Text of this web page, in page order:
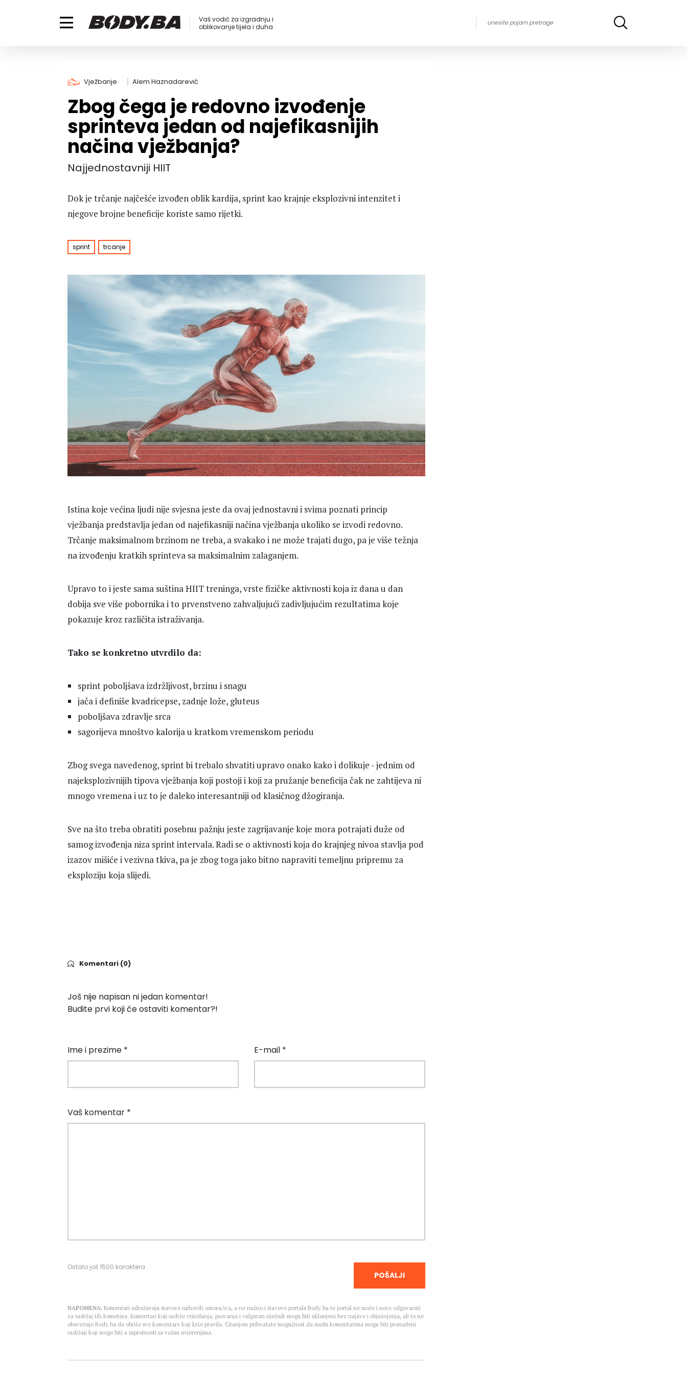
Vaš vodič za izgradnju i
oblikovanje tijela i duha
Vježbanje Alem Haznadarević
Zbog čega je redovno izvođenje
sprinteva jedan od najefikasnijih
načina vježbanja?
Najjednostavniji HIIT
Dok je trčanje najčešće izvođen oblik kardija, sprint kao krajnje eksplozivni intenzitet i
njegove brojne beneficije koriste samo rijetki.
sprint trcanje
Istina koje većina ljudi nije svjesna jeste da ovaj jednostavni i svima poznati princip
vježbanja predstavlja jedan od najefikasniji načina vježbanja ukoliko se izvodi redovno.
Trčanje maksimalnom brzinom ne treba, a svakako i ne može trajati dugo, pa je više težnja
na izvođenju kratkih sprinteva sa maksimalnim zalaganjem.
Upravo to i jeste sama suština HIIT treninga, vrste fizičke aktivnosti koja iz dana u dan
dobija sve više pobornika i to prvenstveno zahvaljujući zadivljujućim rezultatima koje
pokazuje kroz različita istraživanja.
Tako se konkretno utvrdilo da:
sprint poboljšava izdržljivost, brzinu i snagu
jača i definiše kvadricepse, zadnje lože, gluteus
poboljšava zdravlje srca
sagorijeva mnoštvo kalorija u kratkom vremenskom periodu
Zbog svega navedenog, sprint bi trebalo shvatiti upravo onako kako i dolikuje - jednim od
najeksplozivnijih tipova vježbanja koji postoji i koji za pružanje beneficija čak ne zahtijeva ni
mnogo vremena i uz to je daleko interesantniji od klasičnog džogiranja.
Sve na što treba obratiti posebnu pažnju jeste zagrijavanje koje mora potrajati duže od
samog izvođenja niza sprint intervala. Radi se o aktivnosti koja do krajnjeg nivoa stavlja pod
izazov mišiće i vezivna tkiva, pa je zbog toga jako bitno napraviti temeljnu pripremu za
eksploziju koja slijedi.
Komentari (0)
Još nije napisan ni jedan komentar!
Budite prvi koji će ostaviti komentar?!
Ime i prezime * E-mail *
Vaš komentar *
Ostalo još1500 karaktera
POŠALJI
NAPOMENA: Komentari odražavaju stavove njihovih autora/ica, a ne nužno i stavove portala Body.ba te portal ne može i neće odgovarati
za sadržaj tih kometara. Komentari koji sadrže vrijeđanja, psovanja i vulgaran riječnik mogu biti uklonjeni bez najave i objašnjenja, ali to ne
obavezuje Body.ba da obriše sve komentare koji krše pravila. Čitanjem prihvatate mogućnost da među komentarima mogu biti pronađeni
sadržaji koji mogu biti u suprotnosti sa vašim uvjerenjima.